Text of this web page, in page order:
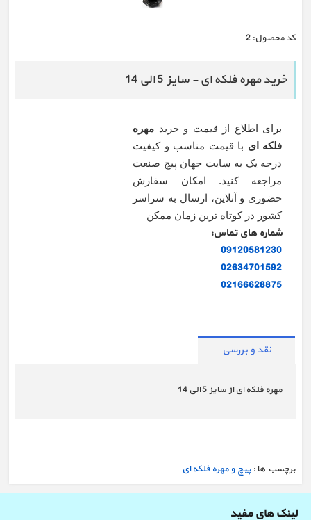
كد محصول: 2
خرید مهره فلکه ای - سایز 5 الی 14
برای اطلاع از قیمت و خرید مهره
فلکه ای با قیمت مناسب و کیفیت
درجه یک به سایت جهان پیچ صنعت
مراجعه کنید. امکان سفارش
حضوری و آنلاین، ارسال به سراسر
کشور در کوتاه ترین زمان ممکن
شماره های تماس:
09120581230
02634701592
02166628875
نقد و بررسی
مهره فلکه ای از سایز 5 الی 14
برچسب ها : پیچ و مهره فلکه ای
لینک های مفید